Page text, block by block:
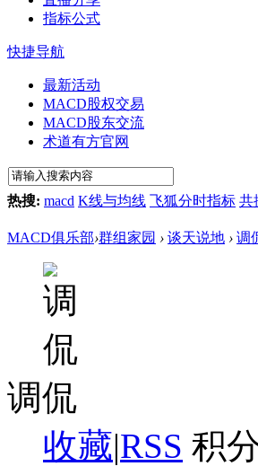
指标公式
快捷导航
最新活动
MACD股权交易
MACD股东交流
术道有方官网
热搜: macd K线与均线 飞狐分时指标 共
MACD俱乐部›群组家园 › 谈天说地 › 调
调侃
收藏|RSS 积